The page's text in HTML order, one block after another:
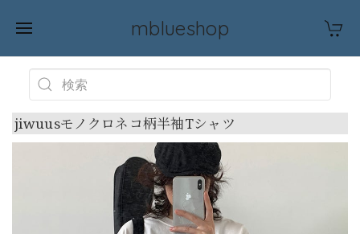
mblueshop
jiwuusモノクロネコ柄半袖Tシャツ